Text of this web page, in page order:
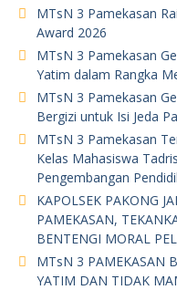
MTsN 3 Pamekasan
Award 2026
MTsN 3 Pamekasan
Yatim dalam Rangka
MTsN 3 Pamekasan
Bergizi untuk Isi Jeda
MTsN 3 Pamekasan
Kelas Mahasiswa
Pengembangan
KAPOLSEK PAKONG
PAMEKASAN,
BENTENGI MORAL
MTsN 3 PAMEKASAN
YATIM DAN TIDAK